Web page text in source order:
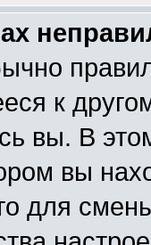
к
вы. В
вы
для